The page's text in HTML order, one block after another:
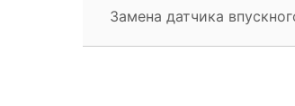
Замена датчика